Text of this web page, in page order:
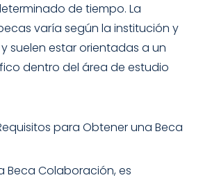
de tiempo. La
varía según la institución y
suelen estar orientadas a un
dentro del área de estudio
para Obtener una Beca
Beca Colaboración, es